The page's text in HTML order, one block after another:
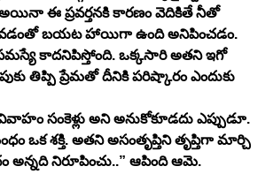
ఈ ప్రవర్తనకి కారణం వెదికితే నీతో
బయట హాయిగా ఉంది అనిపించడం.
సమస్యే కాదనిపిస్తోంది. ఒక్కసారి అతని ఇగో
తిప్పి ప్రేమతో దీనికి పరిష్కారం ఎందుకు
సంకెళ్లు అని అనుకోకూడదు ఎప్పుడూ.
ఒక శక్తి. అతని అసంతృప్తిని తృప్తిగా మార్చి
అన్నది నిరూపించు..” ఆపింది ఆమె.